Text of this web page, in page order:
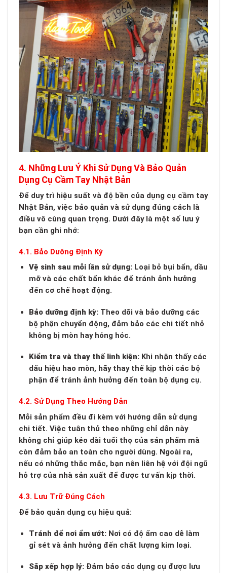
4. Những Lưu Ý Khi Sử Dụng Và Bảo Quản
Dụng Cụ Cầm Tay Nhật Bản
Để duy trì hiệu suất và độ bền của dụng cụ cầm tay
Nhật Bản, việc bảo quản và sử dụng đúng cách là
điều vô cùng quan trọng. Dưới đây là một số lưu ý
bạn cần ghi nhớ:
4.1. Bảo Dưỡng Định Kỳ
Vệ sinh sau mỗi lần sử dụng:Loại bỏ bụi bẩn, dầu
mỡ và các chất bẩn khác để tránh ảnh hưởng
đến cơ chế hoạt động.
Bảo dưỡng định kỳ:Theo dõi và bảo dưỡng các
bộ phận chuyển động, đảm bảo các chi tiết nhỏ
không bị mòn hay hỏng hóc.
Kiểm tra và thay thế linh kiện:Khi nhận thấy các
dấu hiệu hao mòn, hãy thay thế kịp thời các bộ
phận để tránh ảnh hưởng đến toàn bộ dụng cụ.
4.2. Sử Dụng Theo Hướng Dẫn
Mỗi sản phẩm đều đi kèm với hướng dẫn sử dụng
chi tiết. Việc tuân thủ theo những chỉ dẫn này
không chỉ giúp kéo dài tuổi thọ của sản phẩm mà
còn đảm bảo an toàn cho người dùng. Ngoài ra,
nếu có những thắc mắc, bạn nên liên hệ với đội ngũ
hỗ trợ của nhà sản xuất để được tư vấn kịp thời.
4.3. Lưu Trữ Đúng Cách
Để bảo quản dụng cụ hiệu quả:
Tránh để nơi ẩm ướt:Nơi có độ ẩm cao dễ làm
gỉ sét và ảnh hưởng đến chất lượng kim loại.
Sắp xếp hợp lý:Đảm bảo các dụng cụ được lưu